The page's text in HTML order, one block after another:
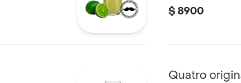
$ 8900
Quatro